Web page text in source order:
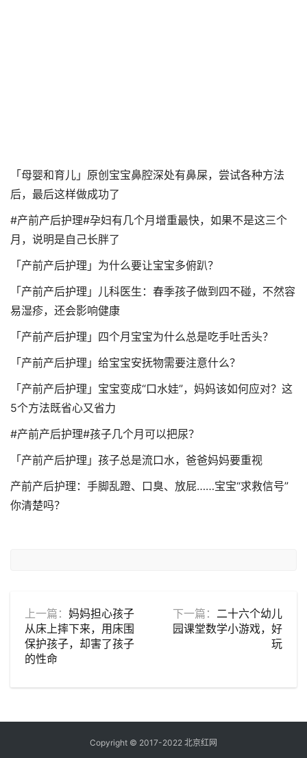
「母婴和育儿」原创宝宝鼻腔深处有鼻屎，尝试各种方法
后，最后这样做成功了
#产前产后护理#孕妇有几个月增重最快，如果不是这三个
月，说明是自己长胖了
「产前产后护理」为什么要让宝宝多俯趴？
「产前产后护理」儿科医生：春季孩子做到四不碰，不然容
易湿疹，还会影响健康
「产前产后护理」四个月宝宝为什么总是吃手吐舌头？
「产前产后护理」给宝宝安抚物需要注意什么？
「产前产后护理」宝宝变成“口水娃”，妈妈该如何应对？这
5个方法既省心又省力
#产前产后护理#孩子几个月可以把尿？
「产前产后护理」孩子总是流口水，爸爸妈妈要重视
产前产后护理：手脚乱蹬、口臭、放屁……宝宝“求救信号”
你清楚吗？
上一篇： 妈妈担心孩子
从床上摔下来，用床围
保护孩子，却害了孩子
的性命
下一篇： 二十六个幼儿
园课堂数学小游戏，好
玩
Copyright © 2017-2022 北京红网